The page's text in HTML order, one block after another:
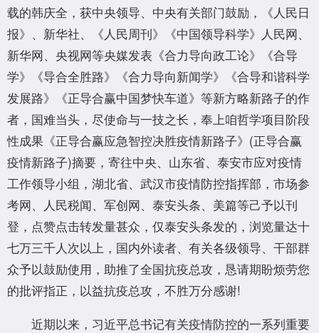
载的韩庆全，获中央领导、中央有关部门鼓励，《人民日
报》、新华社、《人民周刊》《中国领导科学》人民网、
新华网、央视网等央媒发表《合力导向政工论》《合导
学》《导合全胜路》《合力导向新闻学》《合导和谐科学
发展路》《正导合赢中国梦快车道》等新方略新路子的作
者，国难当头，尽使命与一技之长，奉上咱哲学项目阶段
性成果《正导合赢应急智控决胜疫情新路子》(正导合赢
疫情新路子)摘要，寄往中央、山东省、泰安市应对疫情
工作领导小组，湖北省、武汉市疫情防控指挥部，市场参
考网、人民税闻、军创网、泰安头条、美篇等己予以刊
登，点赞点击转发量甚众，仅泰安头条发的，浏览量达十
七万三千人次以上，国内外读者、有关各级领导、干部群
众予以鼓励使用，助推了全国抗疫总攻，恳请期盼烦劳您
的批评指正，以益抗疫总攻，不胜万分感谢!
近期以来，习近平总书记有关疫情防控的一系列重要